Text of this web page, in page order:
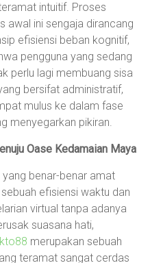
intuitif. Proses
awal ini sengaja dirancang
efisiensi beban kognitif,
pengguna yang sedang
perlu lagi membuang sisa
bersifat administratif,
mulus ke dalam fase
menyegarkan pikiran.
Oase Kedamaian Maya
benar-benar amat
efisiensi waktu dan
virtual tanpa adanya
suasana hati,
merupakan sebuah
teramat sangat cerdas